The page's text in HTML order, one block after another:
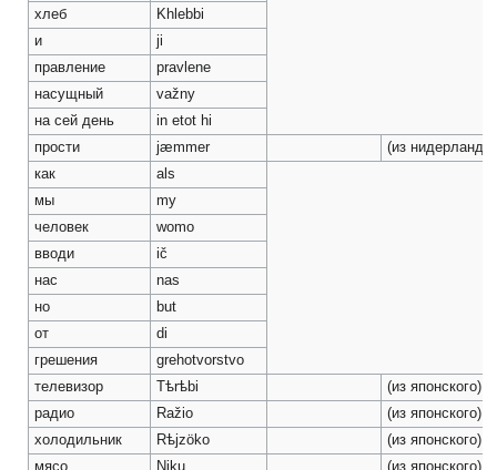
хлеб
Khlebbi
и
ji
правление
pravlene
насущный
važny
на сей день
in etot hi
прости
jæmmer
(из
как
als
мы
my
человек
womo
вводи
ič
нас
nas
но
but
от
di
грешения
grehotvorstvo
телевизор
Tѣrѣbi
(из японского)
радио
Ražio
(из японского)
холодильник
Rѣjzöko
(из японского)